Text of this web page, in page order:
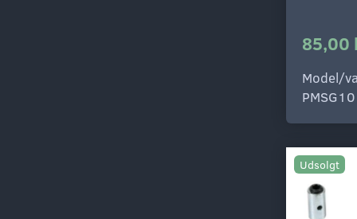
85,00
Model/
PMSG10
Udsolgt